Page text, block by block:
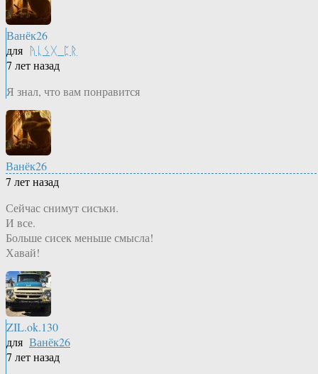
Ванёк26
для ᚤᚳᛊᚷ_ᛈᚱ
7 лет назад
Я знал, что вам понравится
Ванёк26
7 лет назад
Сейчас снимут сисъки.
И все.
Больше сисек меньше смысла!
Хавай!
ZIL.ok.130
для Ванёк26
7 лет назад